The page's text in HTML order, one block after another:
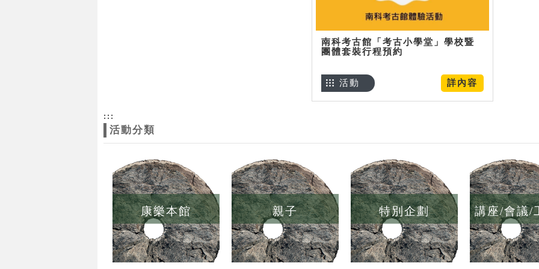
南科考古館「考古小學堂」學校暨
團體套裝行程預約
詳內容
活動
:::
活動分類
康樂本館 親子 特別企劃 講座/會議/